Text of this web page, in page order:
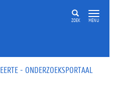
ZOEK MENU
- ONDERZOEKSPORTAAL